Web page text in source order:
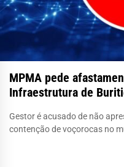
MPMA pede
Infraestrutura de
Gestor é acusado de não
contenção de voçorocas no